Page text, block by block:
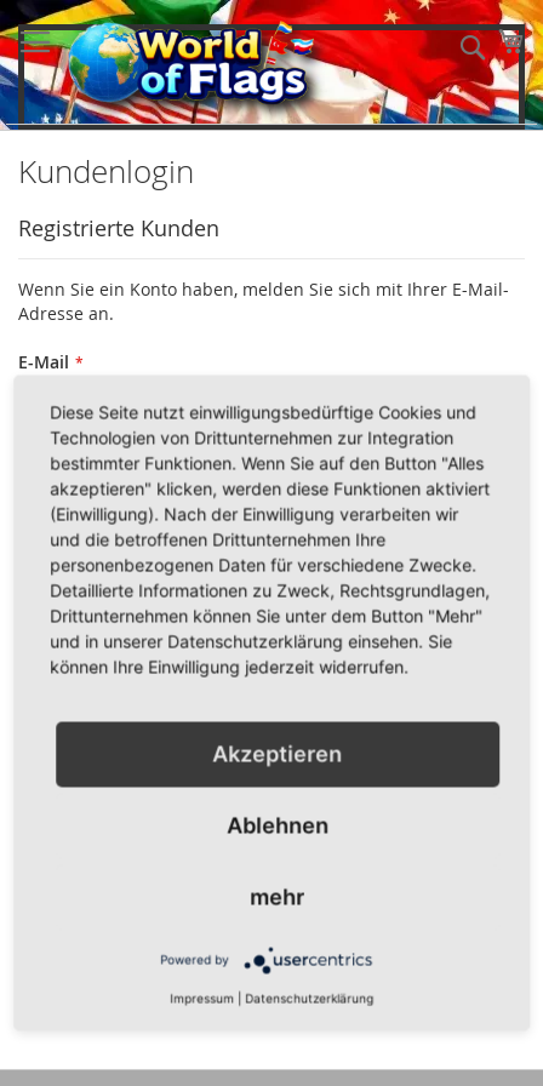
Direkt
zum
Inhalt
Kundenlogin
Registrierte Kunden
Wenn Sie ein Konto haben, melden Sie sich mit Ihrer E-Mail-
Adresse an.
E-Mail
Passwort
Show Password
Anmelden
Passwort vergessen?
Neue Kunden
Ein Konto erstellen
Diese Seite nutzt einwilligungsbedürftige Cookies und
Technologien von Drittunternehmen zur Integration
bestimmter Funktionen. Wenn Sie auf den Button "Alles
akzeptieren" klicken, werden diese Funktionen aktiviert
(Einwilligung). Nach der Einwilligung verarbeiten wir
und die betroffenen Drittunternehmen Ihre
personenbezogenen Daten für verschiedene Zwecke.
Detaillierte Informationen zu Zweck, Rechtsgrundlagen,
Drittunternehmen können Sie unter dem Button "Mehr"
und in unserer Datenschutzerklärung einsehen. Sie
können Ihre Einwilligung jederzeit widerrufen.
Akzeptieren
Ablehnen
mehr
Powered by
Impressum Datenschutzerklärung